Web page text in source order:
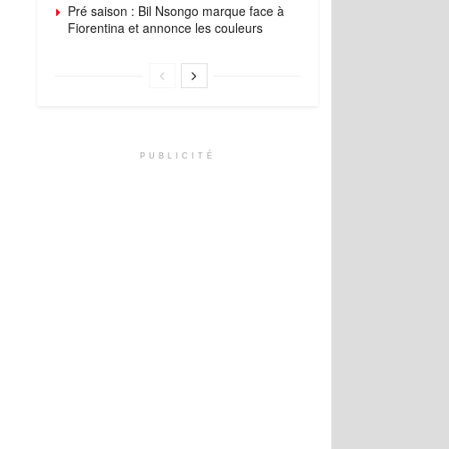
Pré saison : Bil Nsongo marque face à
Fiorentina et annonce les couleurs
PUBLICITÉ